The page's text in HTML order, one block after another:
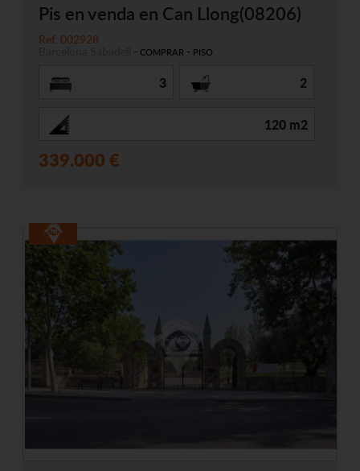
Pis en venda en Can Llong(08206)
Ref. 002928
- COMPRAR - PISO
3 2
120 m2
339.000 €